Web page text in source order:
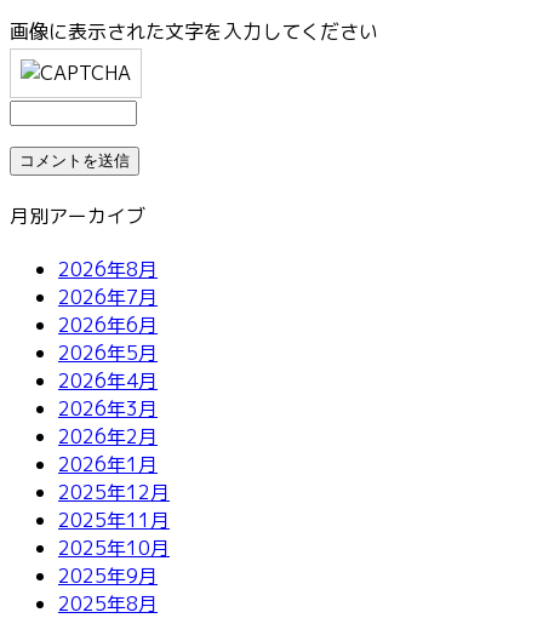
画像に表示された文字を入力してください
月別アーカイブ
2026年8月
2026年7月
2026年6月
2026年5月
2026年4月
2026年3月
2026年2月
2026年1月
2025年12月
2025年11月
2025年10月
2025年9月
2025年8月